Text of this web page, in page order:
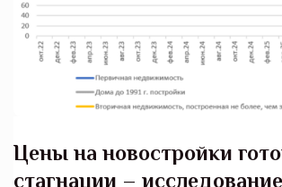
Цены на новостройки
стагнации –